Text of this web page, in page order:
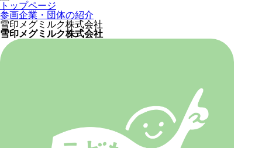
トップページ
参画企業・団体の紹介
雪印メグミルク株式会社
雪印メグミルク株式会社